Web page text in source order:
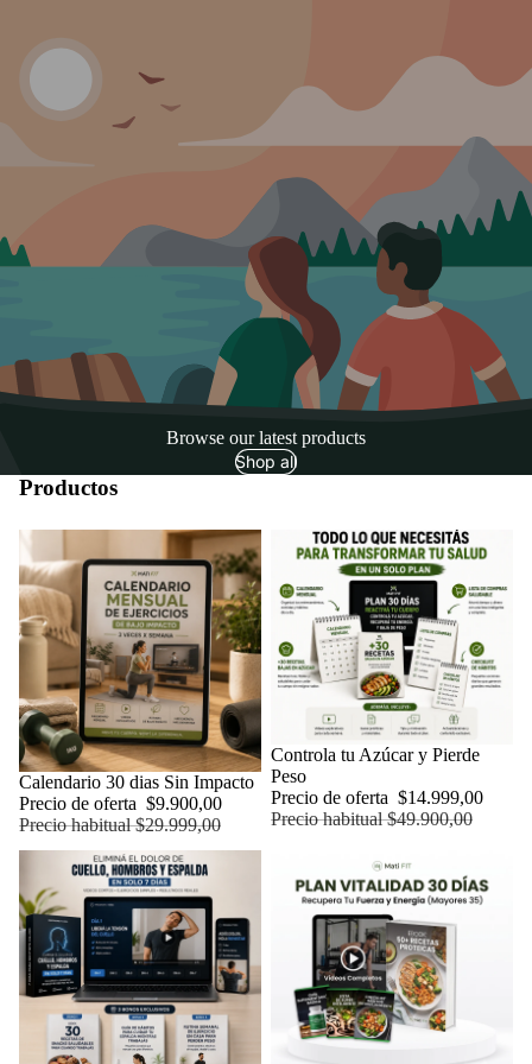
Browse our latest products
Shop all
Productos
Oferta
Calendario 30 dias Sin Impacto
Precio de oferta $9.900,00
Precio habitual$29.999,00
Oferta
Controla tu Azúcar y Pierde
Peso
Precio de oferta $14.999,00
Precio habitual$49.900,00